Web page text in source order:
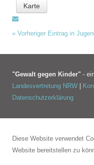
Karte
« Vorheriger Eintrag in
"Gewalt gegen Kinder" -
Landesvertretung NRW |
Datenschutzerklärung
Diese Website verwendet
Website bereitstellen zu